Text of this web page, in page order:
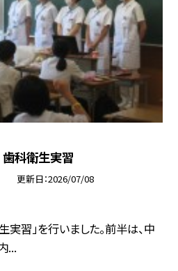
科衛生実習
更新日 2026/07/08
実習」を行いました。前半は、中
...